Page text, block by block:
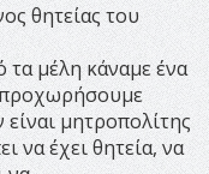
θητείας του
μέλη κάναμε ένα
μητροπολίτης
να έχει θητεία, να